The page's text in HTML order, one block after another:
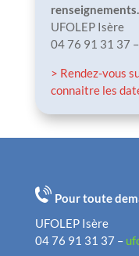
renseignements.
UFOLEP Isère
04 76 91 31 37 –
> Rendez-vous
connaitre les
Pour toute
UFOLEP Isère
04 76 91 31 37 –